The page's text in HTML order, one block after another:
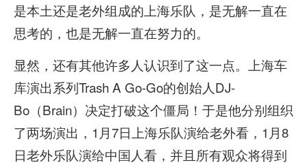
是本土还是老外组成的上海乐队，是无解一直在
思考的，也是无解一直在努力的。
显然，还有其他许多人认识到了这一点。上海车
库演出系列Trash A Go-Go的创始人DJ-
Bo（Brain）决定打破这个僵局！于是他分别组织
了两场演出，1月7日上海乐队演给老外看，1月8
日老外乐队演给中国人看，并且所有观众将得到